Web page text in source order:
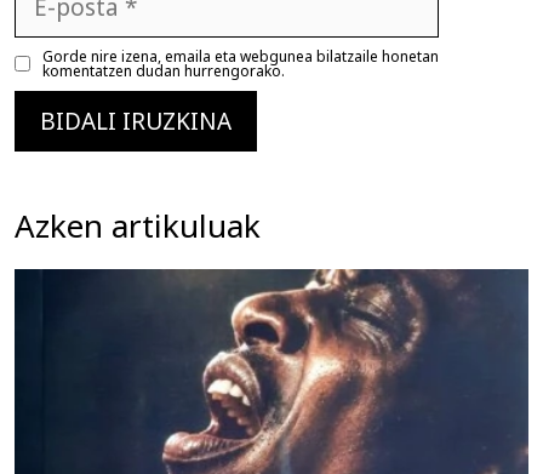
posta
Gorde nire izena, emaila eta webgunea bilatzaile honetan
komentatzen dudan hurrengorako.
Azken artikuluak